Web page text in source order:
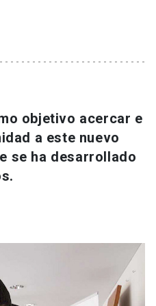
objetivo acercar e
a este nuevo
se ha desarrollado